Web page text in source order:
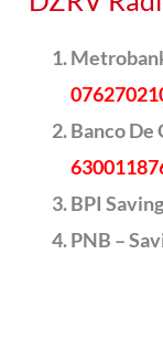
Banco De
BPI
PNB –